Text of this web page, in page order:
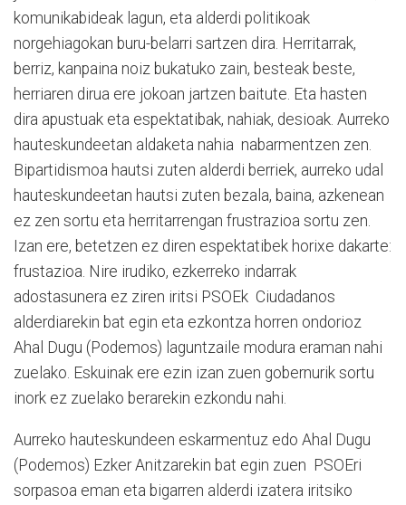
komunikabideak lagun, eta alderdi politikoak
norgehiagokan buru-belarri sartzen dira. Herritarrak,
berriz, kanpaina noiz bukatuko zain, besteak beste,
herriaren dirua ere jokoan jartzen baitute. Eta hasten
dira apustuak eta espektatibak, nahiak, desioak. Aurreko
hauteskundeetan aldaketa nahia nabarmentzen zen.
Bipartidismoa hautsi zuten alderdi berriek, aurreko udal
hauteskundeetan hautsi zuten bezala, baina, azkenean
ez zen sortu eta herritarrengan frustrazioa sortu zen.
Izan ere, betetzen ez diren espektatibek horixe dakarte:
frustazioa. Nire irudiko, ezkerreko indarrak
adostasunera ez ziren iritsi PSOEk Ciudadanos
alderdiarekin bat egin eta ezkontza horren ondorioz
Ahal Dugu (Podemos) laguntzaile modura eraman nahi
zuelako. Eskuinak ere ezin izan zuen gobernurik sortu
inork ez zuelako berarekin ezkondu nahi.
Aurreko hauteskundeen eskarmentuz edo Ahal Dugu
(Podemos) Ezker Anitzarekin bat egin zuen PSOEri
sorpasoa eman eta bigarren alderdi izatera iritsiko